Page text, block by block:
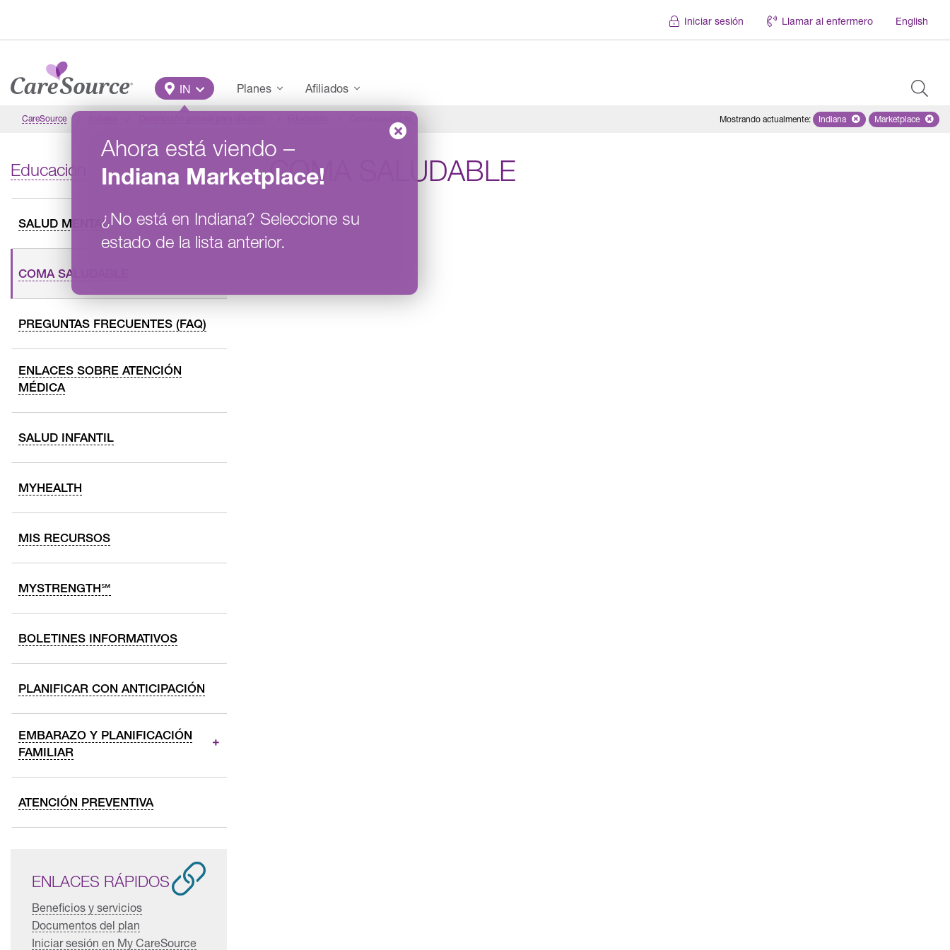
Iniciar sesión Llamar al enfermero English
Main Menu
IN
Ahora está viendo –
Indiana Marketplace!
¿No está en Indiana? Seleccione su
estado de la lista anterior.
Planes Afiliados
CareSource Mostrando actualmente: Remove selected state
Indiana Remove
Marketplace
Educación
SALUD MENTAL
COMA SALUDABLE
PREGUNTAS FRECUENTES (FAQ)
ENLACES SOBRE ATENCIÓN
MÉDICA
SALUD INFANTIL
MYHEALTH
MIS RECURSOS
MYSTRENGTH℠
BOLETINES INFORMATIVOS
PLANIFICAR CON ANTICIPACIÓN
EMBARAZO Y PLANIFICACIÓN
FAMILIAR
ATENCIÓN PREVENTIVA
ENLACES RÁPIDOS
Beneficios y servicios
Documentos del plan
Iniciar sesión en My CareSource
COMA SALUDABLE